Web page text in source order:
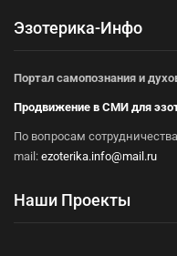
Эзотерика-Инфо
Портал самопознания и
Продвижение в СМИ для
По вопросам
mail: ezoterika.info@mail.ru
Наши Проекты